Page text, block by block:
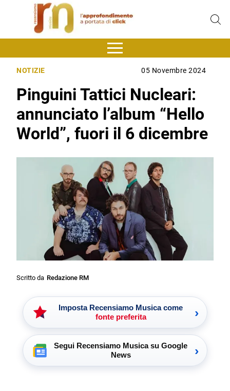
NOTIZIE 05 Novembre 2024
Pinguini Tattici Nucleari:
annunciato l’album “Hello
World”, fuori il 6 dicembre
Scritto da Redazione RM
Imposta Recensiamo Musica come
fonte preferita
›
Segui Recensiamo Musica su Google
News
›